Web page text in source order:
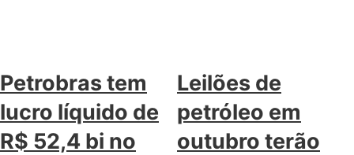
Petrobras tem
lucro líquido de
R$ 52,4 bi no
Leilões de
petróleo em
outubro terão